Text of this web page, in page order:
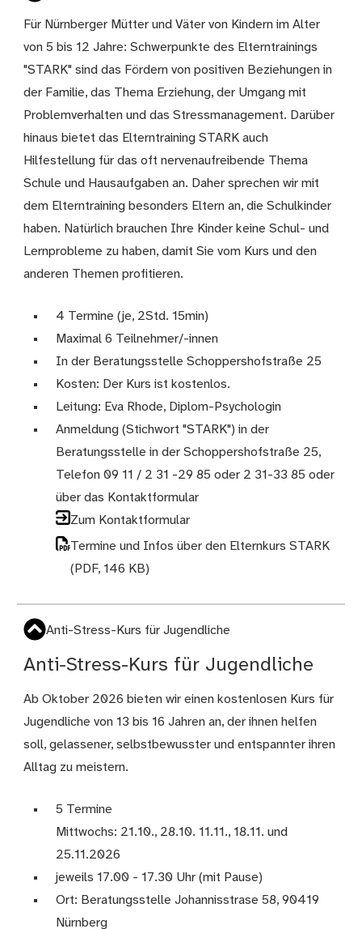
Für Nürnberger Mütter und Väter von Kindern im Alter
von 5 bis 12 Jahre: Schwerpunkte des Elterntrainings
"STARK" sind das Fördern von positiven Beziehungen in
der Familie, das Thema Erziehung, der Umgang mit
Problemverhalten und das Stressmanagement. Darüber
hinaus bietet das Elterntraining STARK auch
Hilfestellung für das oft nervenaufreibende Thema
Schule und Hausaufgaben an. Daher sprechen wir mit
dem Elterntraining besonders Eltern an, die Schulkinder
haben. Natürlich brauchen Ihre Kinder keine Schul- und
Lernprobleme zu haben, damit Sie vom Kurs und den
anderen Themen profitieren.
4 Termine (je, 2Std. 15min)
Maximal 6 Teilnehmer/-innen
In der Beratungsstelle Schoppershofstraße 25
Kosten: Der Kurs ist kostenlos.
Leitung: Eva Rhode, Diplom-Psychologin
Anmeldung (Stichwort "STARK") in der
Beratungsstelle in der Schoppershofstraße 25,
Telefon 09 11 / 2 31 -29 85 oder 2 31-33 85 oder
über das Kontaktformular
Zum Kontaktformular
Termine und Infos über den Elternkurs STARK
(PDF, 146 KB)
Anti-Stress-Kurs für Jugendliche
Anti-Stress-Kurs für Jugendliche
Ab Oktober 2026 bieten wir einen kostenlosen Kurs für
Jugendliche von 13 bis 16 Jahren an, der ihnen helfen
soll, gelassener, selbstbewusster und entspannter ihren
Alltag zu meistern.
5 Termine
Mittwochs: 21.10., 28.10. 11.11., 18.11. und
25.11.2026
jeweils 17.00 - 17.30 Uhr (mit Pause)
Ort: Beratungsstelle Johannisstrase 58, 90419
Nürnberg